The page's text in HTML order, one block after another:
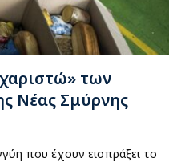
των
Νέας Σμύρνης
που έχουν εισπράξει το